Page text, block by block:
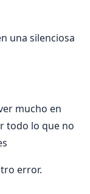
una silenciosa
mucho en
todo lo que no
error.